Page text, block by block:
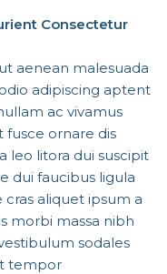
Consectetur
aenean malesuada
adipiscing aptent
ac vivamus
fusce ornare dis
leo litora dui suscipit
dui faucibus ligula
aliquet ipsum a
morbi massa nibh
sodales
tempor